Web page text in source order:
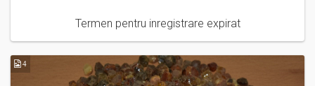
Termen pentru inregistrare expirat
4